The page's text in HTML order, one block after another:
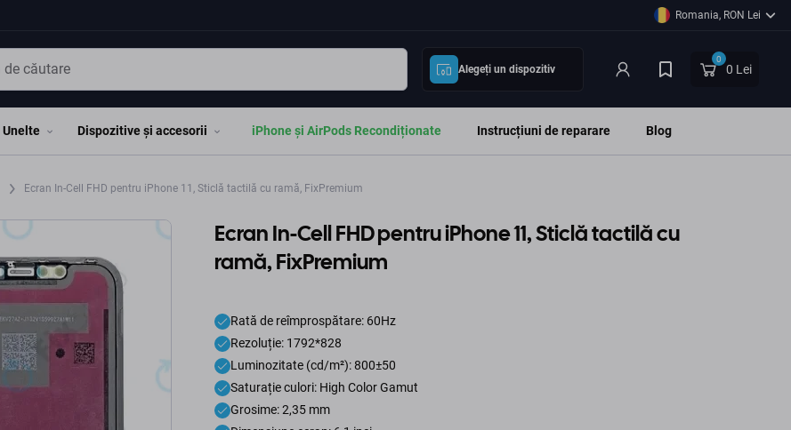
Romania, RON Lei
Alegeți un dispozitiv
0
0 Lei
Unelte Dispozitive și accesorii iPhone și AirPods Recondiționate Instrucțiuni de reparare Blog
Ecran In-Cell FHD pentru iPhone 11, Sticlă tactilă cu ramă, FixPremium
Ecran In-Cell FHD pentru iPhone 11, Sticlă tactilă cu
ramă, FixPremium
Rată de reîmprospătare: 60Hz
Rezoluție: 1792*828
Luminozitate (cd/m²): 800±50
Saturație culori: High Color Gamut
Grosime: 2,35 mm